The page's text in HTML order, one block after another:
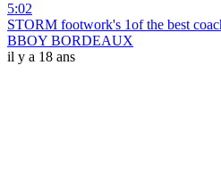
5:02
STORM footwork's 1of the best
BBOY BORDEAUX
il y a 18 ans